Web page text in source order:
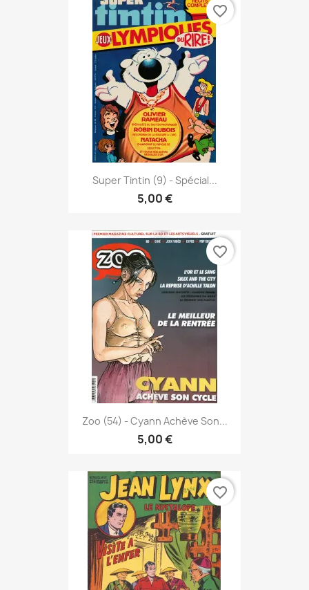
Super Tintin (9) - Spécial...
5,00 €
favorite_border
Zoo (54) - Cyann Achève Son...
5,00 €
favorite_border
favorite_border